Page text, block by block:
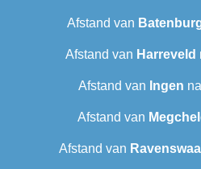
Afstand van
Afstand van Harreveld
Afstand van Ingen
Afstand van
Afstand van